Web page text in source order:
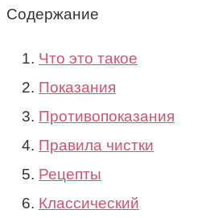
Содержание
Что это такое
Показания
Противопоказания
Правила чистки
Рецепты
Классический